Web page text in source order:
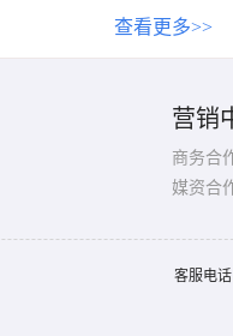
查看更多>>
营销
商务合
媒资合
客服电